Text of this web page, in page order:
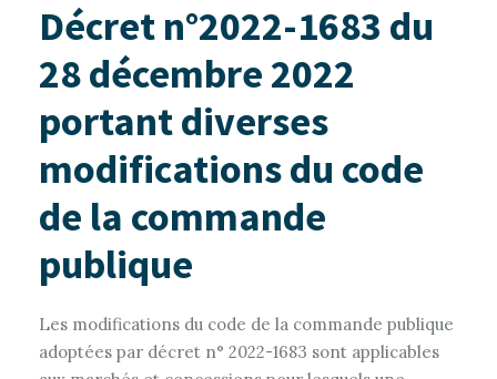
Décret n°2022-1683 du
28 décembre 2022
portant diverses
modifications du code
de la commande
publique
Les modifications du code de la commande publique
adoptées par décret n° 2022-1683 sont applicables